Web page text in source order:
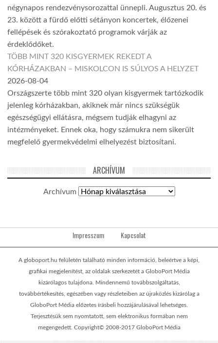
négynapos rendezvénysorozattal ünnepli. Augusztus 20. és
23. között a fürdő előtti sétányon koncertek, élőzenei
fellépések és szórakoztató programok várják az
érdeklődőket.
TÖBB MINT 320 KISGYERMEK REKEDT A
KÓRHÁZAKBAN – MISKOLCON IS SÚLYOS A HELYZET
2026-08-04
Országszerte több mint 320 olyan kisgyermek tartózkodik
jelenleg kórházakban, akiknek már nincs szükségük
egészségügyi ellátásra, mégsem tudják elhagyni az
intézményeket. Ennek oka, hogy számukra nem sikerült
megfelelő gyermekvédelmi elhelyezést biztosítani.
ARCHÍVUM
Archívum
Impresszum Kapcsolat
A globoport.hu felületén található minden információ, beleértve a képi,
grafikai megjelenítést, az oldalak szerkezetét a GloboPort Média
kizárólagos tulajdona. Mindennemű továbbszolgáltatás,
továbbértékesítés, egészében vagy részleteiben az újraközlés kizárólag a
GloboPort Média előzetes írásbeli hozzájárulásával lehetséges.
Terjesztésük sem nyomtatott, sem elektronikus formában nem
megengedett. Copyright© 2008-2017 GloboPort Média